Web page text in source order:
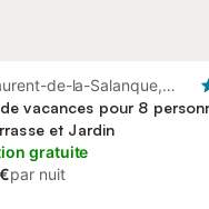
de-la-Salanque,
Perpignan
vacances pour 8
et Jardin
gratuite
par nuit